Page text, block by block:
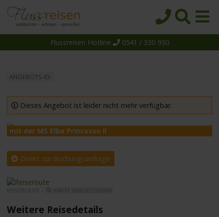
Reiseziele
Themen
Reedereien
Schiffe
Über uns
Suche
Flussreisen Hotline 0541 / 330 930
ANGEBOTS-ID:
Dieses Angebot ist leider nicht mehr verfügbar.
mit der MS Elbe Princesse II
Direkt zur Buchungsanfrage
REISEROUTE -
Weitere Reisedetails